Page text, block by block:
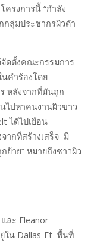
รงการนี้ “กำลัง
กลุ่มประชากรผิวดำ
จัดตั้งคณะกรรมการ
คำร้องโดย
หลังจากที่มันถูก
ไปหาคนงานผิวขาว
ได้ไปเยือน
ากที่สร้างเสร็จ มี
ย้าย” หมายถึงชาวผิว
ละ Eleanor
ใน Dallas-Ft พื้นที่